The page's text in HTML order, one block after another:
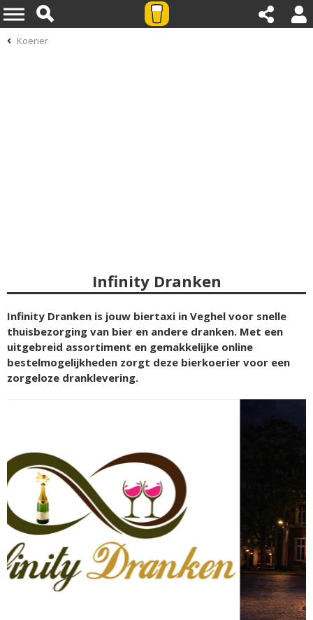
Koerier
Infinity Dranken
Infinity Dranken is jouw biertaxi in Veghel voor snelle
thuisbezorging van bier en andere dranken. Met een
uitgebreid assortiment en gemakkelijke online
bestelmogelijkheden zorgt deze bierkoerier voor een
zorgeloze dranklevering.